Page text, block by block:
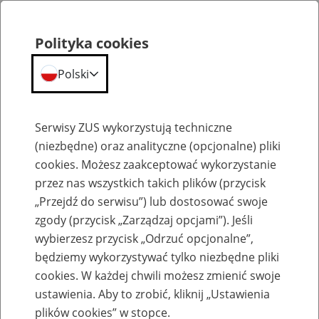
Emerytury
Baza zlikwidowanych lub
przekształconych zakładów pracy
Polityka cookies
Polski
Serwisy ZUS wykorzystują techniczne
(niezbędne) oraz analityczne (opcjonalne) pliki
cookies. Możesz zaakceptować wykorzystanie
przez nas wszystkich takich plików (przycisk
„Przejdź do serwisu”) lub dostosować swoje
zgody (przycisk „Zarządzaj opcjami”). Jeśli
wybierzesz przycisk „Odrzuć opcjonalne”,
będziemy wykorzystywać tylko niezbędne pliki
cookies. W każdej chwili możesz zmienić swoje
ustawienia. Aby to zrobić, kliknij „Ustawienia
plików cookies” w stopce.